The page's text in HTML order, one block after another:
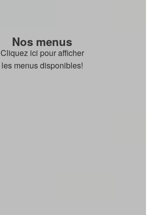
Nos menus
Cliquez ici pour afficher
les menus disponibles!